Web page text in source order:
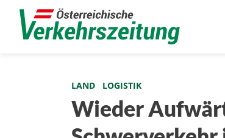
LAND LOGISTIK
Wieder